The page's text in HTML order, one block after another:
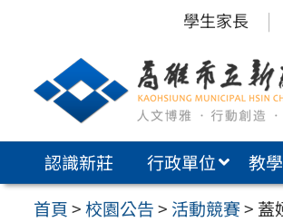
內
學生家長
認識新莊 行政單位 教
首頁>校園公告> 活動競賽> 蓋